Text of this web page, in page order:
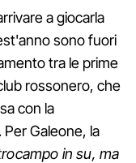
a giocarla
sono fuori
tra le prime
rossonero, che
con la
Galeone, la
in su, ma